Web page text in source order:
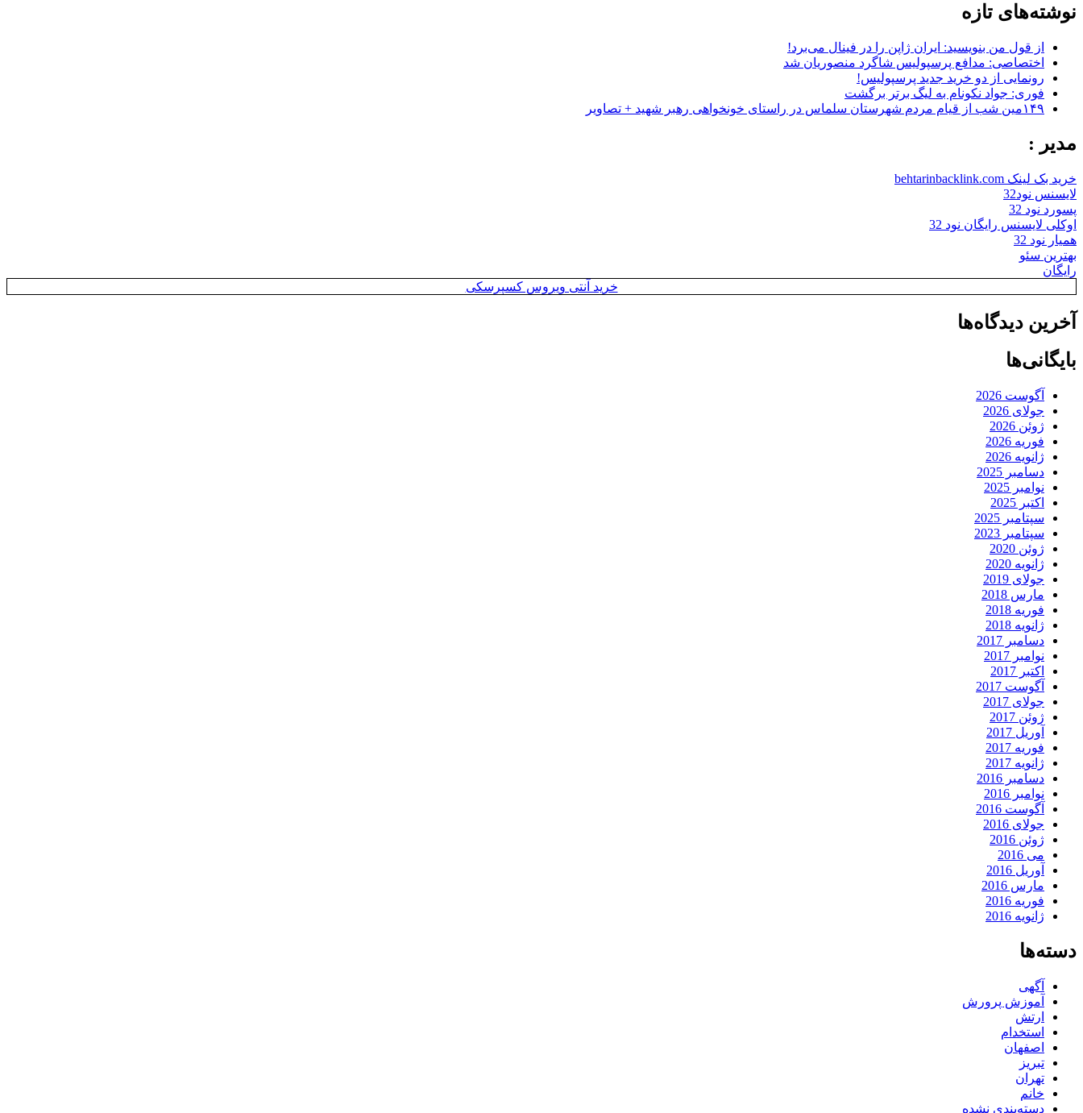
نوشته‌های تازه
از قول من بنویسید: ایران ژاپن را در فینال می‌برد!
اختصاصی: مدافع پرسپولیس شاگرد منصوریان شد
رونمایی از دو خرید جدید پرسپولیس!
فوری: جواد نکونام به لیگ برتر برگشت
۱۴۹مین شب از قیام مردم شهرستان سلماس در راستای خونخواهی رهبر شهید + تصاویر
مدیر :
خرید بک لینک behtarinbacklink.com
لایسنس نود32
پسورد نود 32
اوکلی لایسنس رایگان نود 32
همیار نود 32
بهترین سئو
رایگان
خرید آنتی ویروس کسپرسکی
آخرین دیدگاه‌ها
بایگانی‌ها
آگوست 2026
جولای 2026
ژوئن 2026
فوریه 2026
ژانویه 2026
دسامبر 2025
نوامبر 2025
اکتبر 2025
سپتامبر 2025
سپتامبر 2023
ژوئن 2020
ژانویه 2020
جولای 2019
مارس 2018
فوریه 2018
ژانویه 2018
دسامبر 2017
نوامبر 2017
اکتبر 2017
آگوست 2017
جولای 2017
ژوئن 2017
آوریل 2017
فوریه 2017
ژانویه 2017
دسامبر 2016
نوامبر 2016
آگوست 2016
جولای 2016
ژوئن 2016
می 2016
آوریل 2016
مارس 2016
فوریه 2016
ژانویه 2016
دسته‌ها
آگهی
آموزش پرورش
ارتش
استخدام
اصفهان
تبریز
تهران
خانم
دسته‌بندی نشده